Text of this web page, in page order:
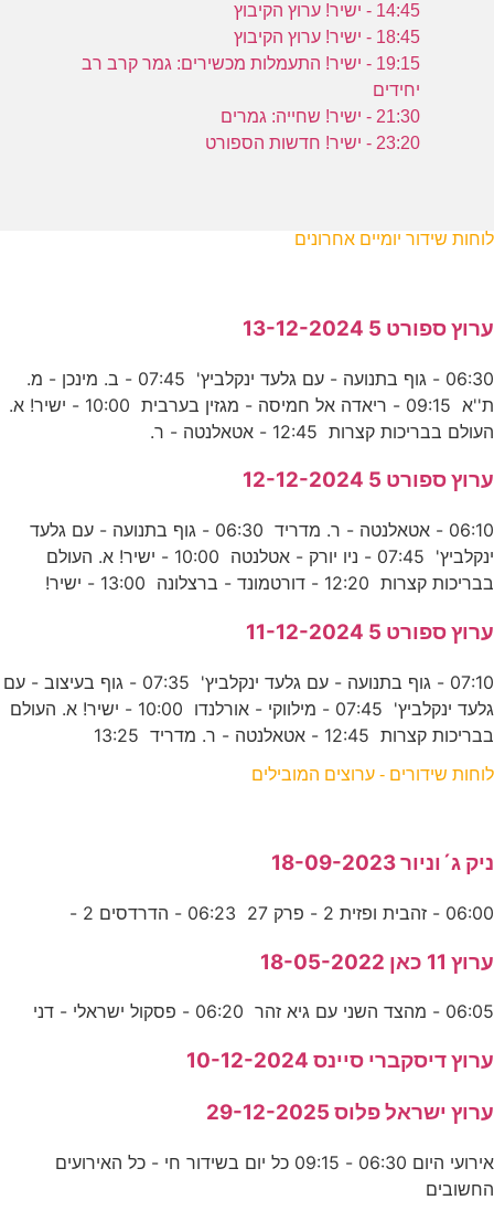
14:45 - ישיר! ערוץ הקיבוץ
18:45 - ישיר! ערוץ הקיבוץ
19:15 - ישיר! התעמלות מכשירים: גמר קרב רב
יחידים
21:30 - ישיר! שחייה: גמרים
23:20 - ישיר! חדשות הספורט
לוחות שידור יומיים אחרונים
ערוץ ספורט 5 13-12-2024
06:30 - גוף בתנועה - עם גלעד ינקלביץ' 07:45 - ב. מינכן - מ.
ת''א 09:15 - ריאדה אל חמיסה - מגזין בערבית 10:00 - ישיר! א.
העולם בבריכות קצרות 12:45 - אטאלנטה - ר.
ערוץ ספורט 5 12-12-2024
06:10 - אטאלנטה - ר. מדריד 06:30 - גוף בתנועה - עם גלעד
ינקלביץ' 07:45 - ניו יורק - אטלנטה 10:00 - ישיר! א. העולם
בבריכות קצרות 12:20 - דורטמונד - ברצלונה 13:00 - ישיר!
ערוץ ספורט 5 11-12-2024
07:10 - גוף בתנועה - עם גלעד ינקלביץ' 07:35 - גוף בעיצוב - עם
גלעד ינקלביץ' 07:45 - מילווקי - אורלנדו 10:00 - ישיר! א. העולם
בבריכות קצרות 12:45 - אטאלנטה - ר. מדריד 13:25
לוחות שידורים - ערוצים המובילים
ניק ג´וניור 18-09-2023
06:00 - זהבית ופזית 2 - פרק 27 06:23 - הדרדסים 2 -
ערוץ 11 כאן 18-05-2022
06:05 - מהצד השני עם גיא זהר 06:20 - פסקול ישראלי - דני
ערוץ דיסקברי סיינס 10-12-2024
ערוץ ישראל פלוס 29-12-2025
אירועי היום 06:30 - 09:15 כל יום בשידור חי - כל האירועים
החשובים